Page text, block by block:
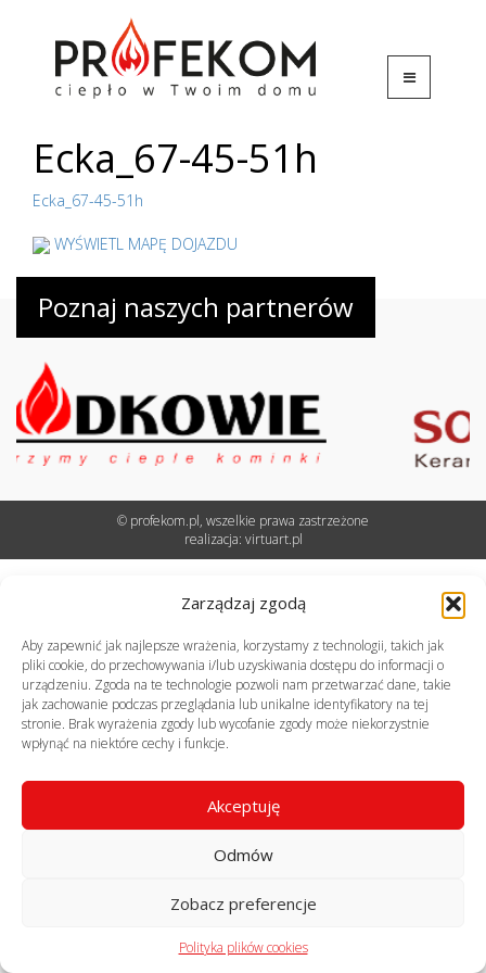
Zarządzaj zgodą
Aby zapewnić jak najlepsze wrażenia, korzystamy z technologii, takich jak
pliki cookie, do przechowywania i/lub uzyskiwania dostępu do informacji o
urządzeniu. Zgoda na te technologie pozwoli nam przetwarzać dane, takie
jak zachowanie podczas przeglądania lub unikalne identyfikatory na tej
stronie. Brak wyrażenia zgody lub wycofanie zgody może niekorzystnie
wpłynąć na niektóre cechy i funkcje.
Akceptuję
Odmów
Zobacz preferencje
Polityka plików cookies
Ecka_67-45-51h
Ecka_67-45-51h
WYŚWIETL MAPĘ DOJAZDU
Poznaj naszych partnerów
© profekom.pl, wszelkie prawa zastrzeżone
realizacja: virtuart.pl